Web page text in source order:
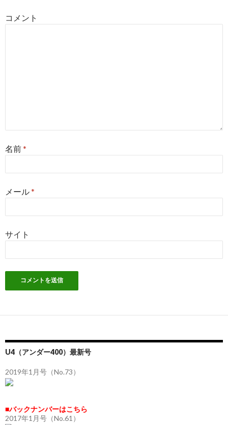
ン
コメント
名前*
メール*
サイト
U4（アンダー400）最新号
2019年1月号（No.73）
■バックナンバーはこちら
2017年1月号（No.61）